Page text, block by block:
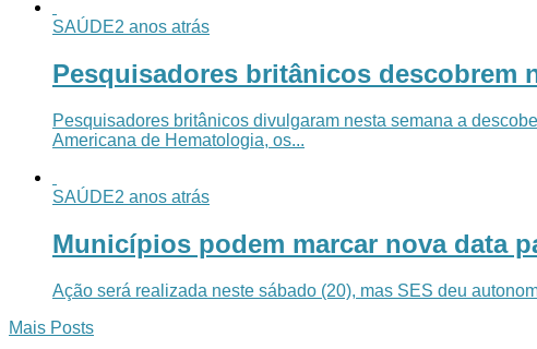
SAÚDE2 anos atrás
Pesquisadores britânicos descobrem
Pesquisadores britânicos divulgaram nesta semana a
Americana de Hematologia, os...
SAÚDE2 anos atrás
Municípios podem marcar nova data
Ação será realizada neste sábado (20), mas SES deu
Mais Posts